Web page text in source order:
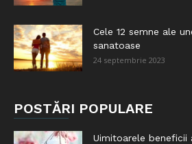
Cele 12 semne ale
sanatoase
24 septembrie 2023
POSTĂRI POPULARE
Uimitoarele beneficii